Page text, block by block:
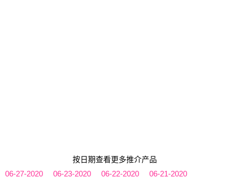
按日期查看更多推介产品
06-27-2020
06-23-2020 06-22-2020 06-21-2020